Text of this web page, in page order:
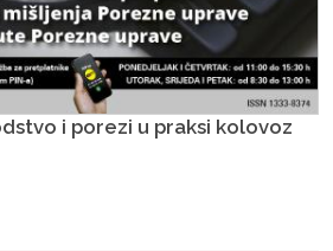
i porezi u praksi kolovoz